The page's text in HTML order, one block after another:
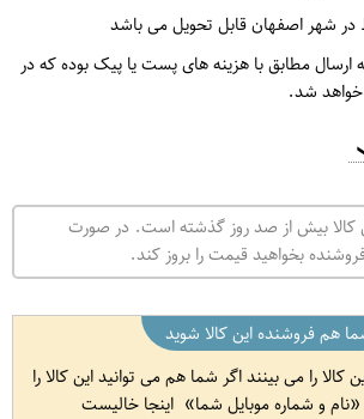
شهر اصفهان قابل تحویل می باشد
ارسال مطابق با هزینه های پست یا پیک بوده که در
خواهد شد.
کالا بیش از صد روز گذشته است. در صورت
فروشنده بخواهید قیمت را بروز کند.
هم فروشنده این کالا شوید
کالا را می بینند اگر شما هم می توانید این کالا را
نام و شماره موبایل شما اینجا خالیست